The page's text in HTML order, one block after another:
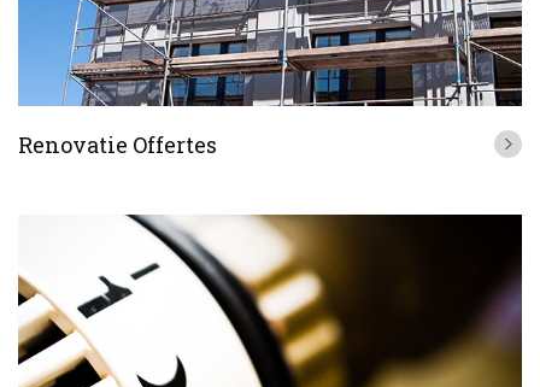
Renovatie Offertes